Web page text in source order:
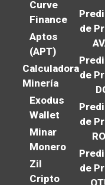
Curve
Finance
Aptos
(APT)
Calculadora
Minería
Exodus
Wallet
Minar
Monero
Zil
Cripto
de
de
de
de